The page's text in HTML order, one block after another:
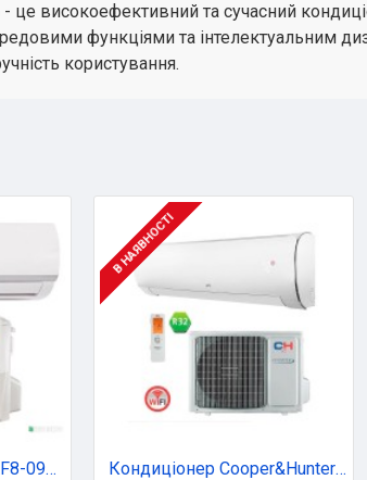
це високоефективний та сучасний
функціями та інтелектуальним
користування.
Кондиціонер Midea AF8-09N8C2E-I/AF8-09N8C2E-O
В НАЯВНОСТІ
Кондиціонер Cooper&Hunter Daytona (CH-S09FTXD2-WP)